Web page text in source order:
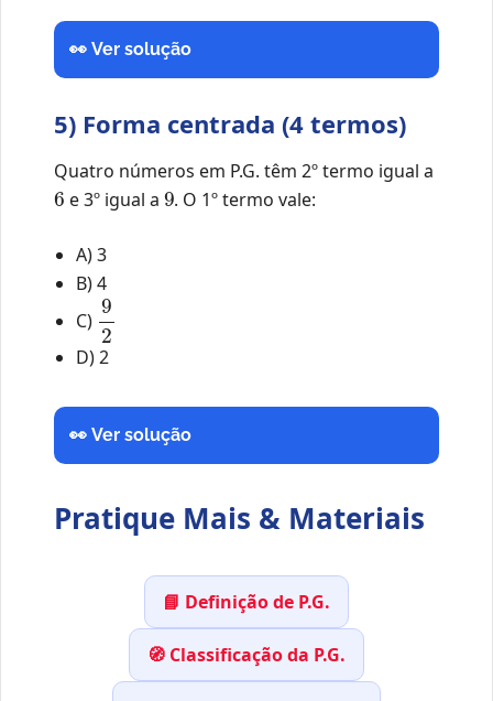
👀 Ver solução
5) Forma centrada (4 termos)
Quatro números em P.G. têm 2º termo igual a
6
e 3º igual a
9
. O 1º termo vale:
A) 3
B) 4
C)
92
D) 2
👀 Ver solução
Pratique Mais & Materiais
📘 Definição de P.G.
🧭 Classificação da P.G.